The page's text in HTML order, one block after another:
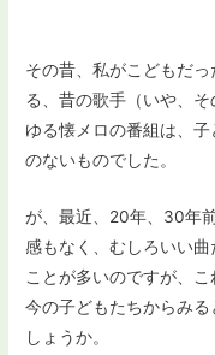
その昔、私がこどもだ
る、昔の歌手（いや、
ゆる懐メロの番組は、
のないものでした。
が、最近、20年、30年
感もなく、むしろいい
ことが多いのですが、こ
今の子どもたちからみ
しょうか。